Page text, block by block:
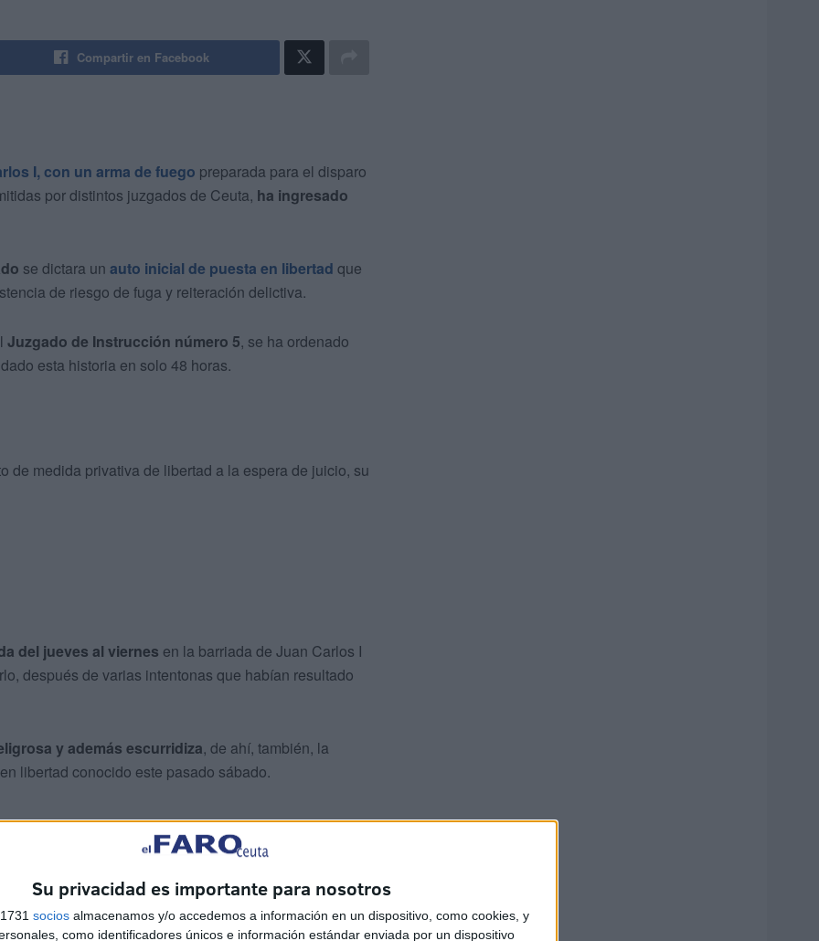
Su privacidad es importante para nosotros
socios almacenamos y/o accedemos a información en un dispositivo, como cookies, y
como identificadores únicos e información estándar enviada por un dispositivo
Compartir en Facebook
I, con un arma de fuego preparada para el disparo
por distintos juzgados de Ceuta, ha ingresado
se dictara un auto inicial de puesta en libertad que
de riesgo de fuga y reiteración delictiva.
Juzgado de Instrucción número 5, se ha ordenado
esta historia en solo 48 horas.
de medida privativa de libertad a la espera de juicio, su
del jueves al viernes en la barriada de Juan Carlos I
después de varias intentonas que habían resultado
y además escurridiza, de ahí, también, la
libertad conocido este pasado sábado.
a las dependencias policiales del Paseo
9 milímetros Parabellum en perfectas condiciones de